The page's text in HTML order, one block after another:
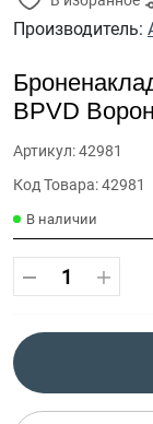
Производитель:
BPVD
Артикул: 42981
Код Товара: 42981
В наличии